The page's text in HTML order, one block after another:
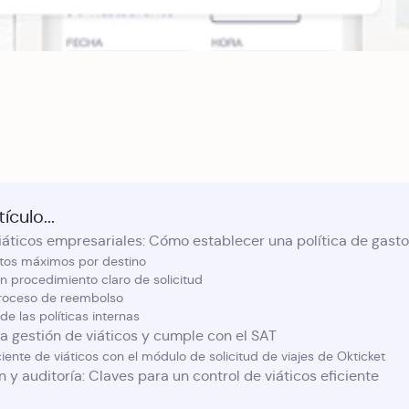
empresariales: Cómo establecer una política de
máximos por destino
procedimiento claro de solicitud
de reembolso
las políticas internas
gestión de viáticos y cumple con el SAT
de viáticos con el módulo de solicitud de viajes de Okticket
y auditoría: Claves para un control de viáticos eficiente